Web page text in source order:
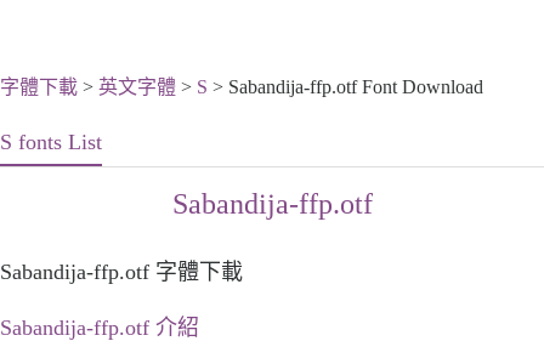
字體下載 > 英文字體 > S > Sabandija-ffp.otf Font Download
S fonts List
Sabandija-ffp.otf
Sabandija-ffp.otf 字體下載
Sabandija-ffp.otf 介紹